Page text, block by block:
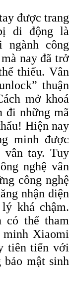
được trang
di động là
ngành công
nay đã trở
thiếu. Vân
thuận
mở khoá
đi những mã
Hiện nay
minh được
vân tay. Tuy
nghệ vân
công nghệ
nhận diện
khá chậm.
có thể tham
minh Xiaomi
tiên tiến với
bảo mật sinh